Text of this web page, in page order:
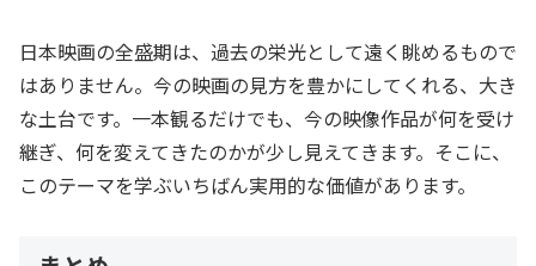
日本映画の全盛期は、過去の栄光として遠く眺めるもので
はありません。今の映画の見方を豊かにしてくれる、大き
な土台です。一本観るだけでも、今の映像作品が何を受け
継ぎ、何を変えてきたのかが少し見えてきます。そこに、
このテーマを学ぶいちばん実用的な価値があります。